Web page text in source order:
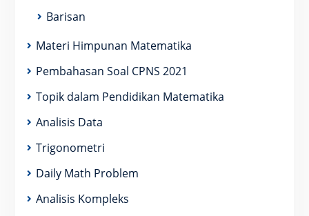
Barisan
Materi Himpunan Matematika
Pembahasan Soal CPNS 2021
Topik dalam Pendidikan Matematika
Analisis Data
Trigonometri
Daily Math Problem
Analisis Kompleks